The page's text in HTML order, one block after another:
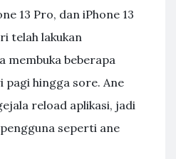
13 Pro, dan iPhone 13
telah lakukan
membuka beberapa
pagi hingga sore. Ane
reload aplikasi, jadi
seperti ane